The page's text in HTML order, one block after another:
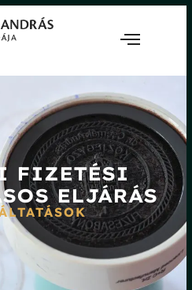
FIZETÉSI
ELJÁRÁS